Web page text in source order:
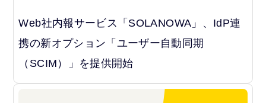
Web社内報サービス「SOLANOWA」、IdP連
携の新オプション「ユーザー自動同期
（SCIM）」を提供開始